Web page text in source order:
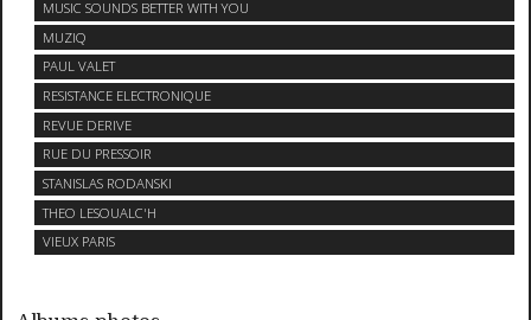
MUSIC SOUNDS BETTER WITH YOU
MUZIQ
PAUL VALET
RESISTANCE ELECTRONIQUE
REVUE DERIVE
RUE DU PRESSOIR
STANISLAS RODANSKI
THEO LESOUALC'H
VIEUX PARIS